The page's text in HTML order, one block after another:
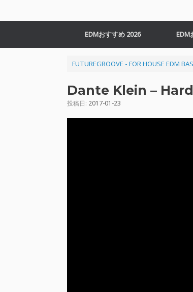
EDMおすすめ 2026 EDM
FUTUREGROOVE - FOR HOUSE EDM
Dante Klein –
投稿日: 2017-01-23